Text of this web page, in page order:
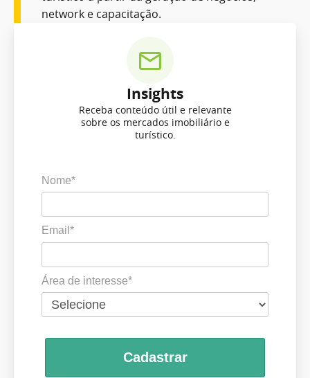
network e capacitação.
Insights
Receba conteúdo útil e relevante
sobre os mercados imobiliário e
turístico.
Nome*
Email*
Área de interesse*
Cadastrar